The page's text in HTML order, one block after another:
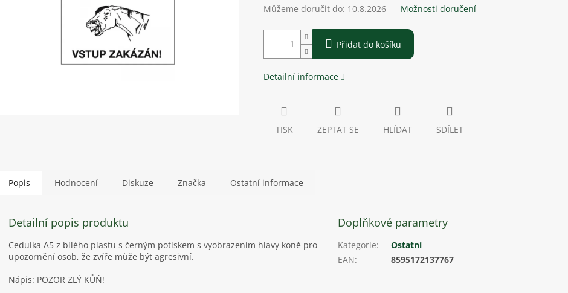
Můžeme doručit do: 10.8.2026 Možnosti doručení
Přidat do košíku
Detailní informace
TISK ZEPTAT SE HLÍDAT SDÍLET
Popis Hodnocení Diskuze Značka Ostatní informace
Detailní popis produktu
Cedulka A5 z bílého plastu s černým potiskem s vyobrazením hlavy koně pro
upozornění osob, že zvíře může být agresivní.
Nápis: POZOR ZLÝ KŮŇ!
Doplňkové parametry
Kategorie:
Ostatní
EAN: 8595172137767